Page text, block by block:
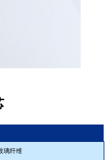
璃纤维